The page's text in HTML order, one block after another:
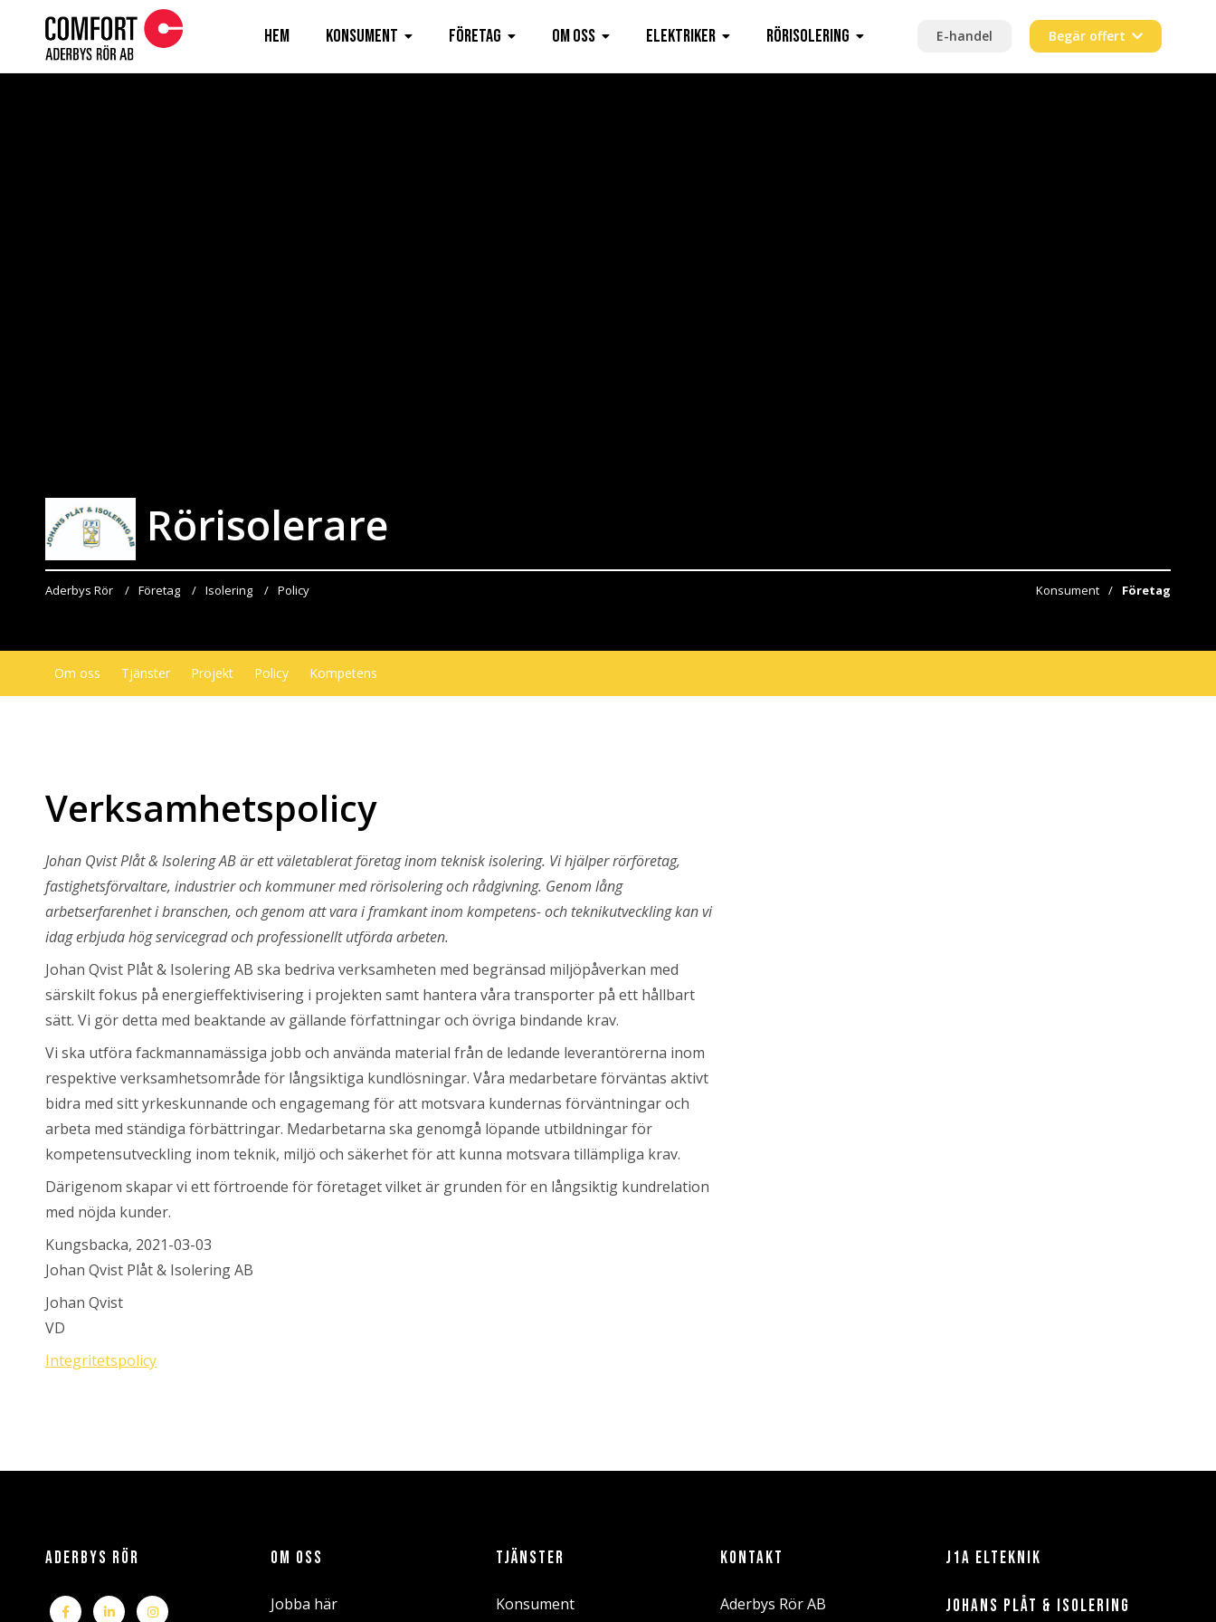
Hem Konsument Företag Om oss Elektriker Rörisolering E-handel Begär offert
Rörisolerare
Aderbys Rör Företag Isolering Policy Konsument Företag
Om oss Tjänster Projekt Policy Kompetens
Verksamhetspolicy
Johan Qvist Plåt & Isolering AB är ett väletablerat företag inom teknisk isolering. Vi hjälper rörföretag,
fastighetsförvaltare, industrier och kommuner med rörisolering och rådgivning. Genom lång
arbetserfarenhet i branschen, och genom att vara i framkant inom kompetens- och teknikutveckling kan vi
idag erbjuda hög servicegrad och professionellt utförda arbeten.
Johan Qvist Plåt & Isolering AB ska bedriva verksamheten med begränsad miljöpåverkan med
särskilt fokus på energieffektivisering i projekten samt hantera våra transporter på ett hållbart
sätt. Vi gör detta med beaktande av gällande författningar och övriga bindande krav.
Vi ska utföra fackmannamässiga jobb och använda material från de ledande leverantörerna inom
respektive verksamhetsområde för långsiktiga kundlösningar. Våra medarbetare förväntas aktivt
bidra med sitt yrkeskunnande och engagemang för att motsvara kundernas förväntningar och
arbeta med ständiga förbättringar. Medarbetarna ska genomgå löpande utbildningar för
kompetensutveckling inom teknik, miljö och säkerhet för att kunna motsvara tillämpliga krav.
Därigenom skapar vi ett förtroende för företaget vilket är grunden för en långsiktig kundrelation
med nöjda kunder.
Kungsbacka, 2021-03-03
Johan Qvist Plåt & Isolering AB
Johan Qvist
VD
Integritetspolicy
ADERBYS RÖR OM OSS
Jobba här
TJÄNSTER
Konsument
KONTAKT
Aderbys Rör AB
J1A ELTEKNIK
JOHANS PLÅT & ISOLERING